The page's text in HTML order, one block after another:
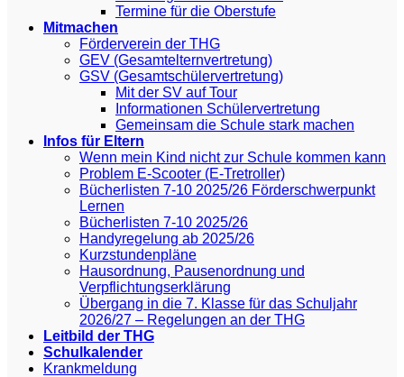
Termine für die Oberstufe
Mitmachen
Förderverein der THG
GEV (Gesamtelternvertretung)
GSV (Gesamtschülervertretung)
Mit der SV auf Tour
Informationen Schülervertretung
Gemeinsam die Schule stark machen
Infos für Eltern
Wenn mein Kind nicht zur Schule kommen kann
Problem E-Scooter (E-Tretroller)
Bücherlisten 7-10 2025/26 Förderschwerpunkt
Lernen
Bücherlisten 7-10 2025/26
Handyregelung ab 2025/26
Kurzstundenpläne
Hausordnung, Pausenordnung und
Verpflichtungserklärung
Übergang in die 7. Klasse für das Schuljahr
2026/27 – Regelungen an der THG
Leitbild der THG
Schulkalender
Krankmeldung